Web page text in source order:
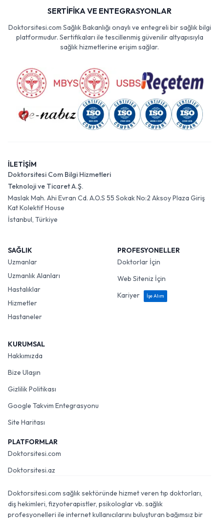
SERTİFİKA VE ENTEGRASYONLAR
Doktorsitesi.com Sağlık Bakanlığı onaylı ve entegreli bir sağlık bilgi
platformudur. Sertifikaları ile tescillenmiş güvenilir altyapısıyla
sağlık hizmetlerine erişim sağlar.
İLETİŞİM
Doktorsitesi Com Bilgi Hizmetleri
Teknoloji ve Ticaret A.Ş.
Maslak Mah. Ahi Evran Cd. A.O.S 55 Sokak No:2 Aksoy Plaza Giriş
Kat Kolektif House
İstanbul, Türkiye
SAĞLIK
Uzmanlar
Uzmanlık Alanları
Hastalıklar
Hizmetler
Hastaneler
PROFESYONELLER
Doktorlar İçin
Web Siteniz İçin
Kariyer
İşe Alım
KURUMSAL
Hakkımızda
Bize Ulaşın
Gizlilik Politikası
Google Takvim Entegrasyonu
Site Haritası
PLATFORMLAR
Doktorsitesi.com
Doktorsitesi.az
Doktorsitesi.com sağlık sektöründe hizmet veren tıp doktorları,
diş hekimleri, fizyoterapistler, psikologlar vb. sağlık
profesyonelleri ile internet kullanıcılarını buluşturan bağımsız bir